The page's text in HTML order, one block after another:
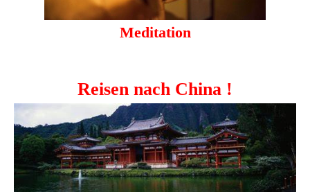
Meditation
Reisen nach China !